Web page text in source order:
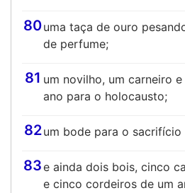
80uma taça de ouro
de perfume;
81 um novilho, um carneiro
ano para o holocausto;
82um bode para o sacrifício
83e ainda dois bois, cinco
e cinco cordeiros de um